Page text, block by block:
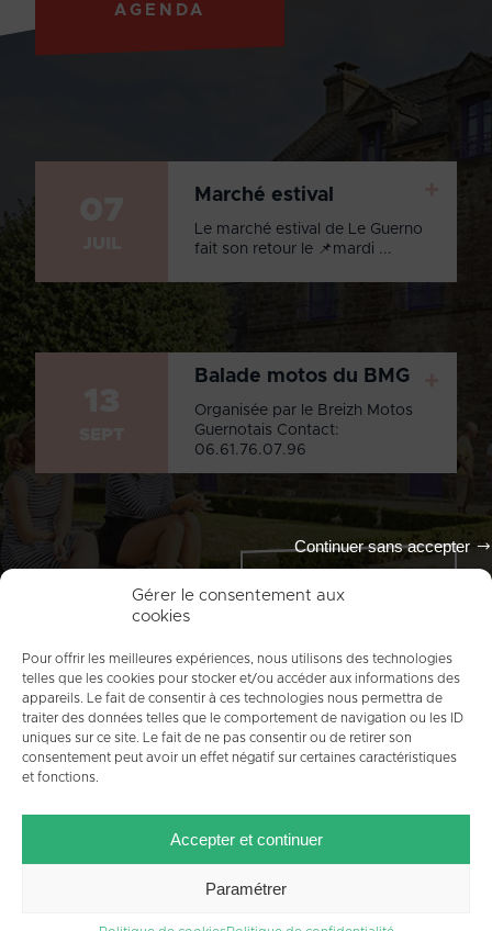
Gérer le consentement aux
cookies
Pour offrir les meilleures expériences, nous utilisons des technologies
telles que les cookies pour stocker et/ou accéder aux informations des
appareils. Le fait de consentir à ces technologies nous permettra de
traiter des données telles que le comportement de navigation ou les ID
uniques sur ce site. Le fait de ne pas consentir ou de retirer son
consentement peut avoir un effet négatif sur certaines caractéristiques
et fonctions.
Accepter et continuer
Continuer sans accepter
Paramétrer
AGENDA
Marché estival
Le marché estival de Le Guerno
fait son retour le 📌mardi ...
Balade motos du BMG
Organisée par le Breizh Motos
Guernotais Contact:
06.61.76.07.96
PLAN DU SITE
MENTIONS LÉGALES
CRÉDITS POLITIQUE DE COOKIES (UE)